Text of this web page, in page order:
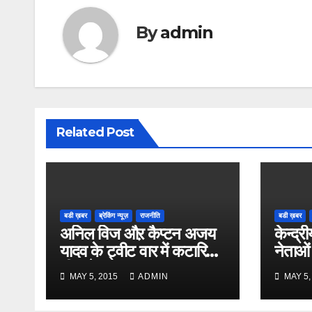
Byadmin
Related Post
बडी ख़बर ब्रेकिंग न्यूज़ राजनीति
अनिल विज औऱ कैप्टन अजय
यादव के ट्वीट वार में कटारिया
भी कूदे
MAY 5, 2015 ADMIN
बडी ख़बर
नेताओं
MAY